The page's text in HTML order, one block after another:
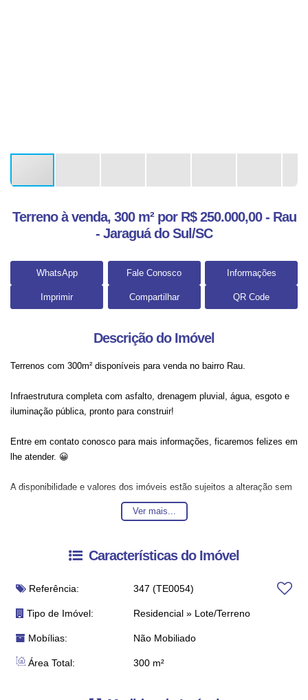
Terreno à venda, 300 m² por R$ 250.000,00 - Rau
- Jaraguá do Sul/SC
WhatsApp Fale Conosco Informações
Imprimir Compartilhar QR Code
Descrição do Imóvel
Terrenos com 300m² disponíveis para venda no bairro Rau.
Infraestrutura completa com asfalto, drenagem pluvial, água, esgoto e
iluminação pública, pronto para construir!
Entre em contato conosco para mais informações, ficaremos felizes em
lhe atender. 😀
A disponibilidade e valores dos imóveis estão sujeitos a alteração sem
Ver mais...
Características do Imóvel
Referência: 347 (TE0054)
Tipo de Imóvel: Residencial » Lote/Terreno
Mobílias: Não Mobiliado
Área Total: 300 m²